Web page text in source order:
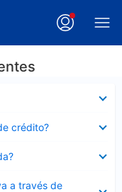
crédito?
a través de